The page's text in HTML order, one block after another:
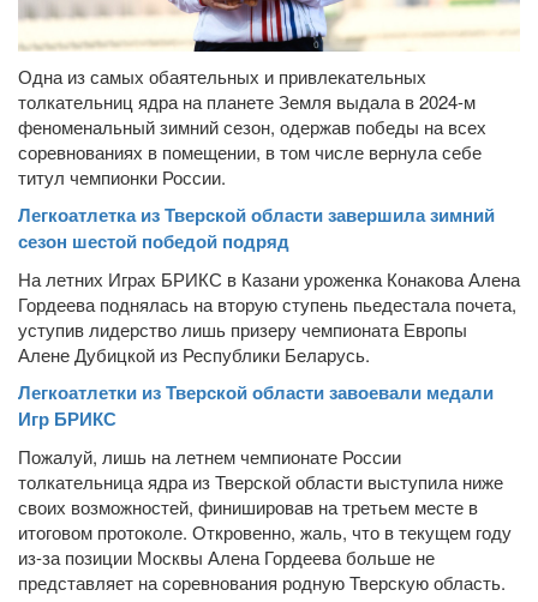
Одна из самых обаятельных и привлекательных
толкательниц ядра на планете Земля выдала в 2024-м
феноменальный зимний сезон, одержав победы на всех
соревнованиях в помещении, в том числе вернула себе
титул чемпионки России.
Легкоатлетка из Тверской области завершила зимний
сезон шестой победой подряд
На летних Играх БРИКС в Казани уроженка Конакова Алена
Гордеева поднялась на вторую ступень пьедестала почета,
уступив лидерство лишь призеру чемпионата Европы
Алене Дубицкой из Республики Беларусь.
Легкоатлетки из Тверской области завоевали медали
Игр БРИКС
Пожалуй, лишь на летнем чемпионате России
толкательница ядра из Тверской области выступила ниже
своих возможностей, финишировав на третьем месте в
итоговом протоколе. Откровенно, жаль, что в текущем году
из-за позиции Москвы Алена Гордеева больше не
представляет на соревнования родную Тверскую область.